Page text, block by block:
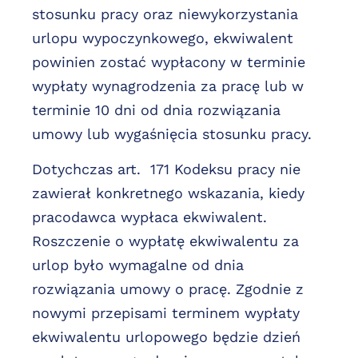
stosunku pracy oraz niewykorzystania
urlopu wypoczynkowego, ekwiwalent
powinien zostać wypłacony w terminie
wypłaty wynagrodzenia za pracę lub w
terminie 10 dni od dnia rozwiązania
umowy lub wygaśnięcia stosunku pracy.
Dotychczas art. 171 Kodeksu pracy nie
zawierał konkretnego wskazania, kiedy
pracodawca wypłaca ekwiwalent.
Roszczenie o wypłatę ekwiwalentu za
urlop było wymagalne od dnia
rozwiązania umowy o pracę. Zgodnie z
nowymi przepisami terminem wypłaty
ekwiwalentu urlopowego będzie dzień